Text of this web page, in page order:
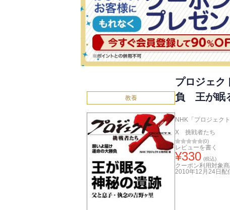
教養
プロジェ
負 王が眠
NHK「プロジェク
X 挑戦者たち
(0)
レビューを書く
¥330 (税込)
クーポン利用対象
2010年12月24日 配